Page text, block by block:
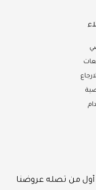
أول من تصله عروضنا